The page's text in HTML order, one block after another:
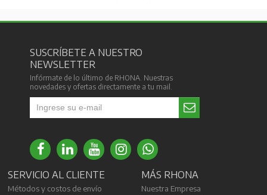
SUSCRÍBETE A NUESTRO
NEWSLETTER
Infórmate de lo último de RHONA. Nuestras
novedades y ofertas directamente a tu mail.
SERVICIO AL CLIENTE
Métodos y costos de envío
MÁS RHONA
Nuestra Empresa